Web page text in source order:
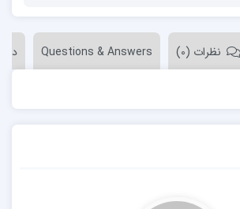
نظرات (0) Questions & Answers